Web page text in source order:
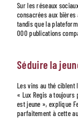
Sur les réseaux
consacrées aux
tandis que la
000 publications
Séduire la
Les vins au thé ciblent
« Lux Regis a
est jeune », explique
parfaitement à cette